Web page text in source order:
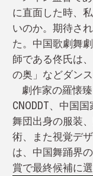
に直面した時、
いのか。期待さ
た。中国歌劇舞
師である佟氏は
の奥」などダン
劇作家の羅懐
CNODDT、中国
舞団出身の服装
術、また視覚デ
は、中国舞踊界
賞で最終候補に